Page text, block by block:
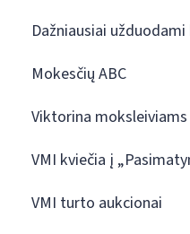
Dažniausiai
Mokesčių ABC
Viktorina moksleiviams
VMI kviečia į
VMI turto aukcionai